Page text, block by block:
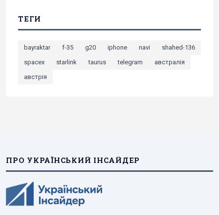
ТЕГИ
bayraktar f-35 g20 iphone navi
shahed-136
spacex
starlink taurus telegram
австралія
австрія
ПРО УКРАЇНСЬКИЙ ІНСАЙДЕР